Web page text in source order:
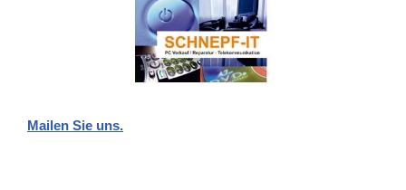
Mailen Sie uns.